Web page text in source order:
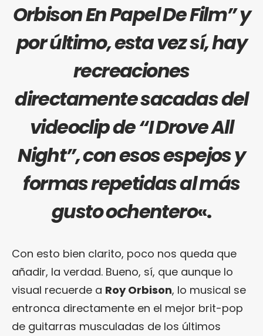
Orbison En Papel De Film” y
por último, esta vez sí, hay
recreaciones
directamente sacadas del
videoclip de “I Drove All
Night”, con esos espejos y
formas repetidas al más
gusto ochentero«.
Con esto bien clarito, poco nos queda que
añadir, la verdad. Bueno, sí, que aunque lo
visual recuerde a Roy Orbison, lo musical se
entronca directamente en el mejor brit-pop
de guitarras musculadas de los últimos